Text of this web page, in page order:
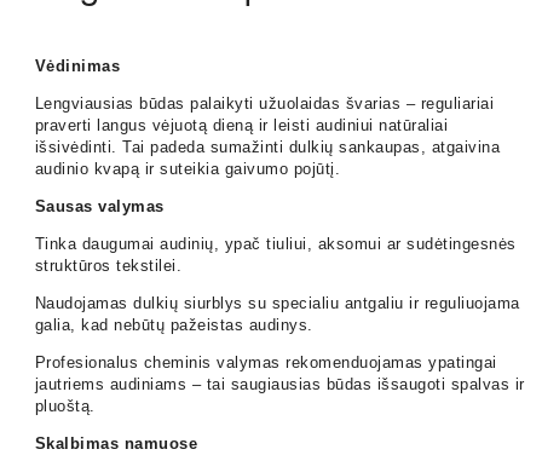
Vėdinimas
Lengviausias būdas palaikyti užuolaidas švarias – reguliariai
praverti langus vėjuotą dieną ir leisti audiniui natūraliai
išsivėdinti. Tai padeda sumažinti dulkių sankaupas, atgaivina
audinio kvapą ir suteikia gaivumo pojūtį.
Sausas valymas
Tinka daugumai audinių, ypač tiuliui, aksomui ar sudėtingesnės
struktūros tekstilei.
Naudojamas dulkių siurblys su specialiu antgaliu ir reguliuojama
galia, kad nebūtų pažeistas audinys.
Profesionalus cheminis valymas rekomenduojamas ypatingai
jautriems audiniams – tai saugiausias būdas išsaugoti spalvas ir
pluoštą.
Skalbimas namuose